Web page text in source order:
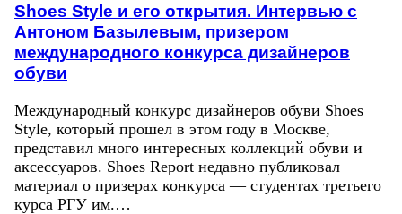
Shoes Style и его открытия. Интервью с
Антоном Базылевым, призером
международного конкурса дизайнеров
обуви
Международный конкурс дизайнеров обуви Shoes
Style, который прошел в этом году в Москве,
представил много интересных коллекций обуви и
аксессуаров. Shoes Report недавно публиковал
материал о призерах конкурса — студентах третьего
курса РГУ им.…